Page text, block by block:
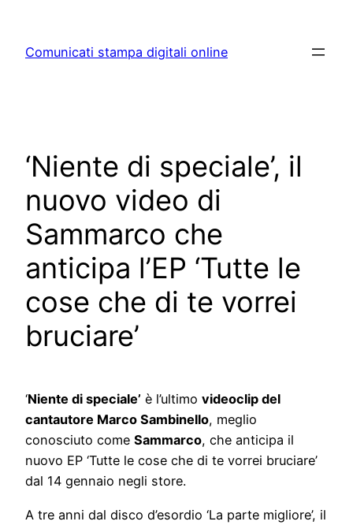
content
Comunicati stampa digitali online
‘Niente di speciale’, il
nuovo video di
Sammarco che
anticipa l’EP ‘Tutte le
cose che di te vorrei
bruciare’
‘Niente di speciale’ è l’ultimo videoclip del
cantautore Marco Sambinello, meglio
conosciuto come Sammarco, che anticipa il
nuovo EP ‘Tutte le cose che di te vorrei bruciare’
dal 14 gennaio negli store.
A tre anni dal disco d’esordio ‘La parte migliore’, il